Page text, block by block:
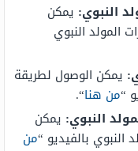
النبوي: يمكن
المولد النبوي
يمكن الوصول لطريقة
“من هنا“.
النبوي: يمكن
بالفيديو “من